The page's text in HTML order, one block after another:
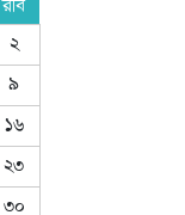
রবি
২
৯
১৬
২৩
৩০